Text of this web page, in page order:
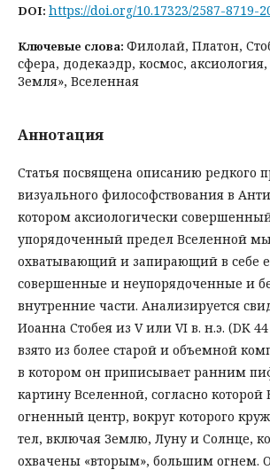
DOI: https://doi.org/10.17323/2587-8719-
Ключевые слова: Филолай, Платон,
сфера, додекаэдр, космос,
Земля», Вселенная
Аннотация
Статья посвящена описанию редкого
визуального философствования в
котором аксиологически
упорядоченный предел Вселенной
охватывающий и запирающий в себе
совершенные и неупорядоченные и
внутренние части. Анализируется
Иоанна Стобея из V или VI в. н.э. (DK
взято из более старой и объемной
в котором он приписывает ранним
картину Вселенной, согласно
огненный центр, вокруг которого
тел, включая Землю, Луну и Солнце,
охвачены «вторым», большим огнем.